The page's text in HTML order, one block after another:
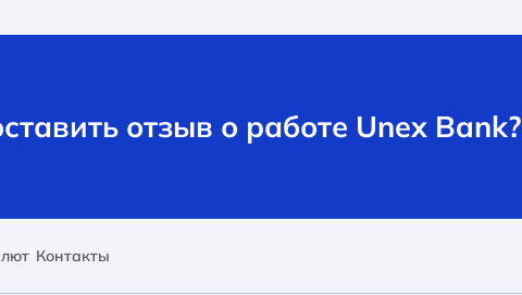
отзыв о работе Unex Bank?
Контакты